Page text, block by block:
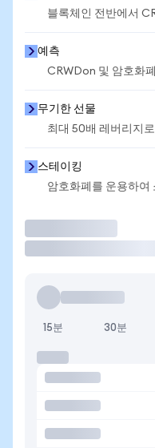
블록체인 전반에서
예측
CRWDon 및 암호화
무기한 선물
최대 50배 레버리지
스테이킹
암호화폐를 운용하여
15분 30분